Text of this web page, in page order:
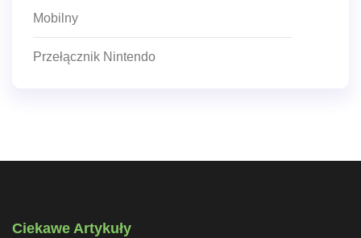
Mobilny
Przełącznik Nintendo
Ciekawe Artykuły